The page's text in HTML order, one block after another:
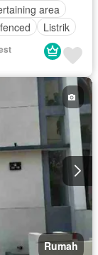
area
Listrik
Rumah